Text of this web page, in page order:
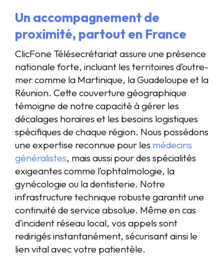
Un accompagnement de
proximité, partout en France
ClicFone Télésecrétariat assure une présence
nationale forte, incluant les territoires d’outre-
mer comme la Martinique, la Guadeloupe et la
Réunion. Cette couverture géographique
témoigne de notre capacité à gérer les
décalages horaires et les besoins logistiques
spécifiques de chaque région. Nous possédons
une expertise reconnue pour les médecins
généralistes, mais aussi pour des spécialités
exigeantes comme l’ophtalmologie, la
gynécologie ou la dentisterie. Notre
infrastructure technique robuste garantit une
continuité de service absolue. Même en cas
d’incident réseau local, vos appels sont
redirigés instantanément, sécurisant ainsi le
lien vital avec votre patientèle.